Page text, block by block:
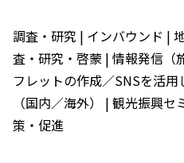
調査・研究 | インバウンド |
査・研究・啓蒙 | 情報発信（
フレットの作成／SNSを活
（国内／海外） | 観光振興
策・促進